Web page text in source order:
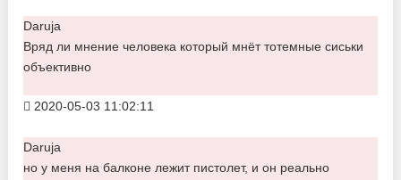
Daruja
Вряд ли мнение человека который мнёт тотемные сиськи
объективно
2020-05-03 11:02:11
Daruja
но у меня на балконе лежит пистолет, и он реально